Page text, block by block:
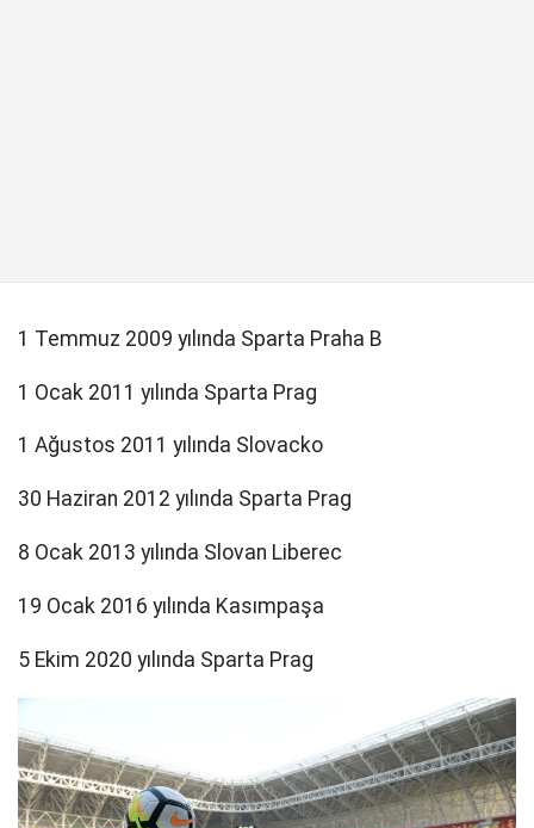
1 Temmuz 2009 yılında Sparta Praha B
1 Ocak 2011 yılında Sparta Prag
1 Ağustos 2011 yılında Slovacko
30 Haziran 2012 yılında Sparta Prag
8 Ocak 2013 yılında Slovan Liberec
19 Ocak 2016 yılında Kasımpaşa
5 Ekim 2020 yılında Sparta Prag